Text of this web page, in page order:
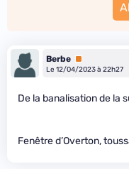
Berbe Premium
Le 12/04/2023 à 22h27
De la banalisation de la
Fenêtre d’Overton,